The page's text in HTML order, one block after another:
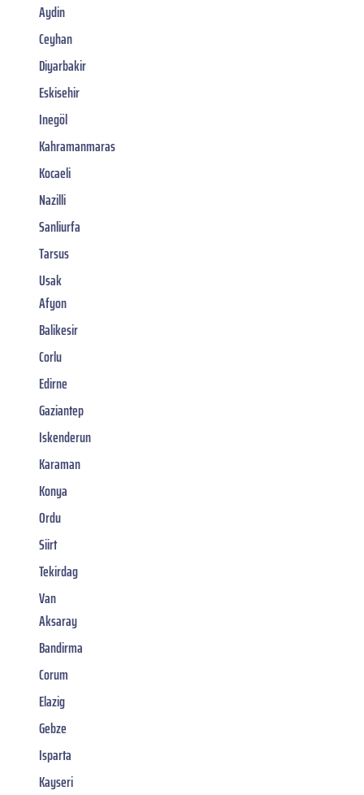
Aydin
Ceyhan
Diyarbakir
Eskisehir
Inegöl
Kahramanmaras
Kocaeli
Nazilli
Sanliurfa
Tarsus
Usak
Afyon
Balikesir
Corlu
Edirne
Gaziantep
Iskenderun
Karaman
Konya
Ordu
Siirt
Tekirdag
Van
Aksaray
Bandirma
Corum
Elazig
Gebze
Isparta
Kayseri